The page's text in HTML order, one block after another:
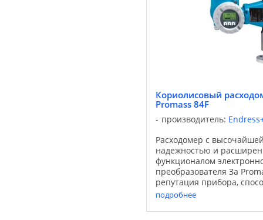
Кориолисовый
Promass 84F
производитель:
Расходомер с
надежностью и
функционалом
преобразователя За
репутация прибора,
осуществлять
расхода жидкости и
параметрах ...
подробнее